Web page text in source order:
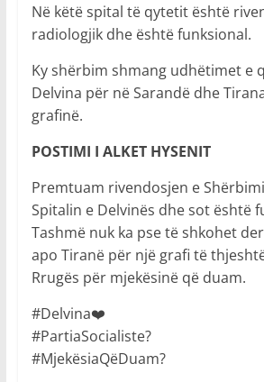
Në këtë spital të qytetit është
radiologjik dhe është funksional.
Ky shërbim shmang udhëtimet e
Delvina për në Sarandë dhe
grafinë.
POSTIMI I ALKET HYSENIT
Premtuam rivendosjen e
Spitalin e Delvinës dhe sot është
Tashmë nuk ka pse të shkohet
apo Tiranë për një grafi të
Rrugës për mjekësinë që duam.
#Delvina❤️
#PartiaSocialiste?
#MjekësiaQëDuam?